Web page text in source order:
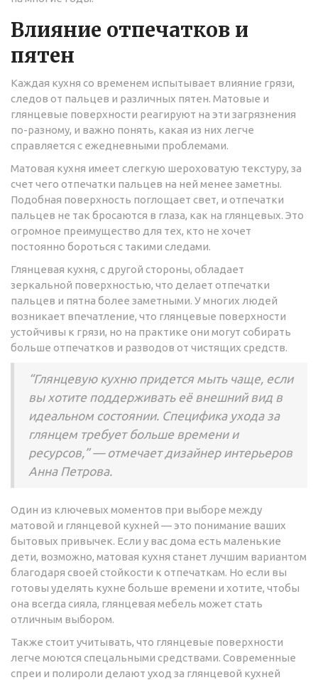
Влияние отпечатков и
пятен
Каждая кухня со временем испытывает влияние грязи,
следов от пальцев и различных пятен. Матовые и
глянцевые поверхности реагируют на эти загрязнения
по-разному, и важно понять, какая из них легче
справляется с ежедневными проблемами.
Матовая кухня имеет слегкую шероховатую текстуру, за
счет чего отпечатки пальцев на ней менее заметны.
Подобная поверхность поглощает свет, и отпечатки
пальцев не так бросаются в глаза, как на глянцевых. Это
огромное преимущество для тех, кто не хочет
постоянно бороться с такими следами.
Глянцевая кухня, с другой стороны, обладает
зеркальной поверхностью, что делает отпечатки
пальцев и пятна более заметными. У многих людей
возникает впечатление, что глянцевые поверхности
устойчивы к грязи, но на практике они могут собирать
больше отпечатков и разводов от чистящих средств.
“Глянцевую кухню придется мыть чаще, если
вы хотите поддерживать её внешний вид в
идеальном состоянии. Специфика ухода за
глянцем требует больше времени и
ресурсов,” — отмечает дизайнер интерьеров
Анна Петрова.
Один из ключевых моментов при выборе между
матовой и глянцевой кухней — это понимание ваших
бытовых привычек. Если у вас дома есть маленькие
дети, возможно, матовая кухня станет лучшим вариантом
благодаря своей стойкости к отпечаткам. Но если вы
готовы уделять кухне больше времени и хотите, чтобы
она всегда сияла, глянцевая мебель может стать
отличным выбором.
Также стоит учитывать, что глянцевые поверхности
легче моются спецальными средствами. Современные
спреи и полироли делают уход за глянцевой кухней